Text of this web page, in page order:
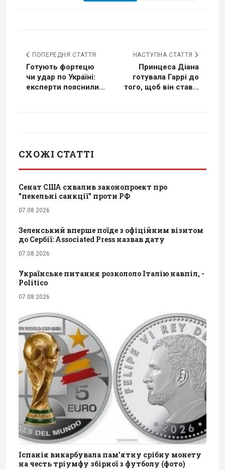
ПОПЕРЕДНЯ СТАТТЯ
Готують фортецю
чи удар по Україні:
експерти пояснили...
НАСТУПНА СТАТТЯ
Принцеса Діана
готувала Гаррі до
того, щоб він став...
СХОЖІ СТАТТІ
Сенат США схвалив законопроект про
"пекельні санкції" проти РФ
07.08.2026
Зеленський вперше поїде з офіційним візитом
до Сербії: Associated Press назвав дату
07.08.2026
Українське питання розкололо Італію навпіл, -
Politico
07.08.2026
Іспанія викарбувала пам'ятну срібну монету
на честь тріумфу збірної з футболу (фото)